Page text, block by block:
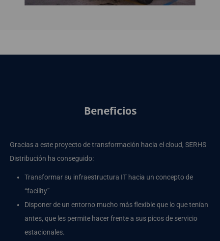
Beneficios
Gracias a este proyecto de transformación hacia el cloud, SERHS
Distribución ha conseguido:
Transformar su infraestructura IT hacia un concepto de
“facility”
Disponer de un entorno mucho más flexible que lo que tenían
antes, que les permite hacer frente a sus picos de servicio
estacionales.